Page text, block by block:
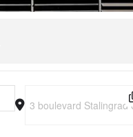
Destination Address -